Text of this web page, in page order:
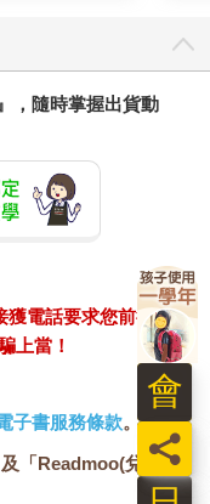
，隨時掌握出貨動
獲電話要求您前往
上當！
子書服務條款。
「Readmoo(兌換員
會